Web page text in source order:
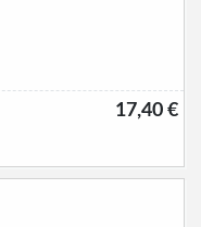
17,40 €